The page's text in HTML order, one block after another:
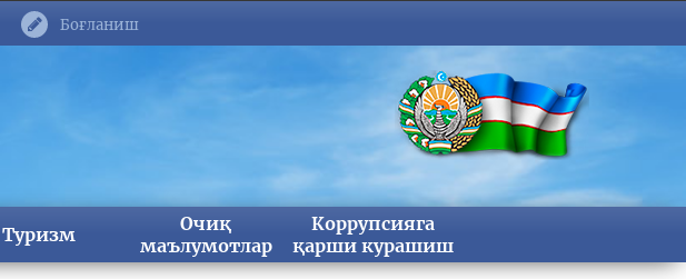
Боғланиш
Туризм
Очиқ
маълумотлар
Коррупсияга
қарши курашиш